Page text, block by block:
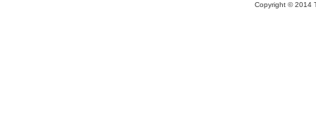
Copyright © 2014